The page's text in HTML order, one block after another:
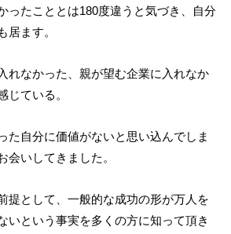
ったこととは180度違うと気づき、自分
居ます。
れなかった、親が望む企業に入れなか
じている。
た自分に価値がないと思い込んでしま
会いしてきました。
提として、一般的な成功の形が万人を
いという事実を多くの方に知って頂き